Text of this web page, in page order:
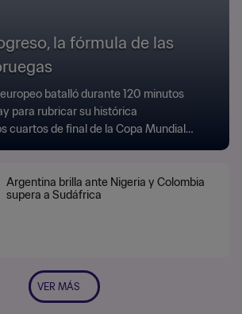
la fórmula de las
batalló durante 120 minutos
para rubricar su histórica
cuartos de final de la Copa Mundial
Argentina brilla ante Nigeria y Colombia
supera a Sudáfrica
VER MÁS